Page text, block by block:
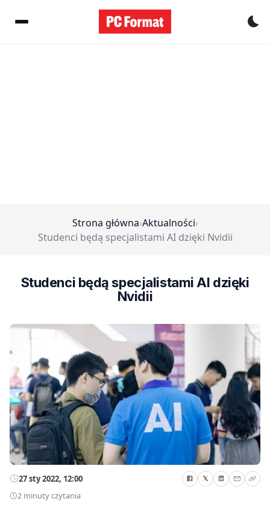
Strona główna›Aktualności›
Studenci będą specjalistami AI dzięki Nvidii
Studenci będą specjalistami AI dzięki
Nvidii
27 sty 2022, 12:00
2 minuty czytania